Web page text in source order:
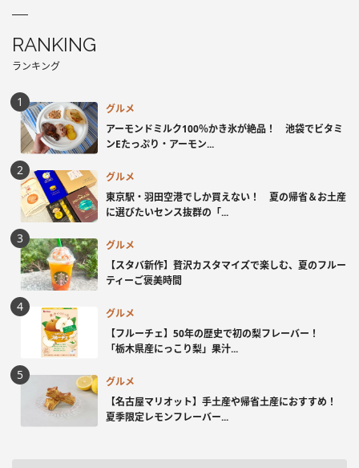
RANKING
ランキング
グルメ
アーモンドミルク100％かき氷が絶品！ 池袋でビタミ
ンEたっぷり・アーモン...
グルメ
東京駅・羽田空港でしか買えない！ 夏の帰省＆お土産
に選びたいセンス抜群の「...
グルメ
【スタバ新作】贅沢カスタマイズで楽しむ、夏のフルー
ティーご褒美時間
グルメ
【フルーチェ】50年の歴史で初の梨フレーバー！
「栃木県産にっこり梨」果汁...
グルメ
【名古屋マリオット】手土産や帰省土産におすすめ！
夏季限定レモンフレーバー...